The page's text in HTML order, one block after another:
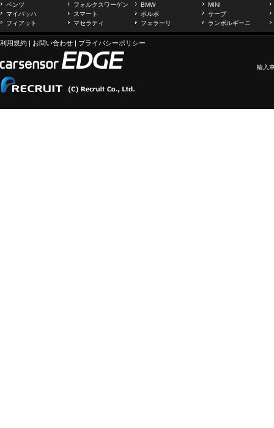
ベンツ フォルクスワーゲン BMW
MINI
マイバッハ
スマート ボルボ
サーブ
フィアット
マセラティ フェラーリ ランボルギーニ
利用規約 | お問い合わせ | プライバシーポリシー
輸入